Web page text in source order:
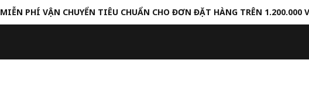
MIỄN PHÍ VẬN CHUYỂN TIÊU CHUẨN CHO ĐƠN ĐẶT HÀNG TRÊN 1.200.000